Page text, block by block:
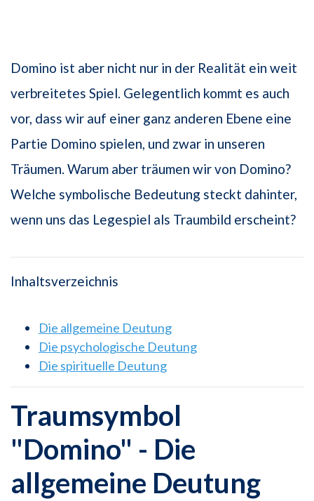
Domino ist aber nicht nur in der Realität ein weit
verbreitetes Spiel. Gelegentlich kommt es auch
vor, dass wir auf einer ganz anderen Ebene eine
Partie Domino spielen, und zwar in unseren
Träumen. Warum aber träumen wir von Domino?
Welche symbolische Bedeutung steckt dahinter,
wenn uns das Legespiel als Traumbild erscheint?
Inhaltsverzeichnis
Die allgemeine Deutung
Die psychologische Deutung
Die spirituelle Deutung
Traumsymbol
"Domino" - Die
allgemeine Deutung